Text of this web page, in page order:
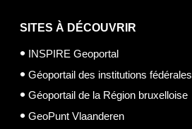
SITES À DÉCOUVRIR
INSPIRE Geoportal
Géoportail des institutions fédérales
Géoportail de la Région bruxelloise
GeoPunt Vlaanderen